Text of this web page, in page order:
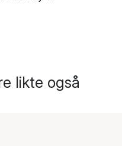
likte også